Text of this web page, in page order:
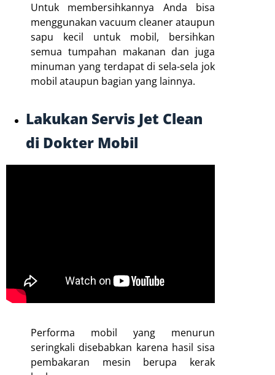
Untuk membersihkannya Anda bisa
menggunakan vacuum cleaner ataupun
sapu kecil untuk mobil, bersihkan
semua tumpahan makanan dan juga
minuman yang terdapat di sela-sela jok
mobil ataupun bagian yang lainnya.
Lakukan Servis Jet Clean
di Dokter Mobil
Performa mobil yang menurun
seringkali disebabkan karena hasil sisa
pembakaran mesin berupa kerak